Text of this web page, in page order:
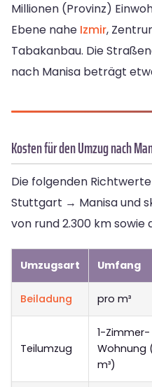
Millionen (Provinz)
Ebene nahe Izmir,
Tabakanbau. Die
nach Manisa beträgt
Kosten für den Umzug nach
Die folgenden
Stuttgart → Manisa und
von rund 2.300 km
Umzugsart Umfang
Beiladung pro m³
Teilumzug
1-Zimmer-
Wohnung
m³)